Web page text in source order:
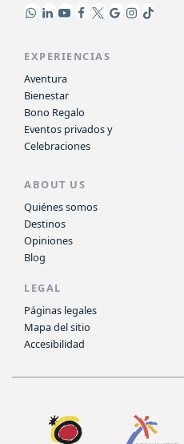
EXPERIENCIAS
Aventura
Bienestar
Bono Regalo
Eventos privados y
Celebraciones
ABOUT US
Quiénes somos
Destinos
Opiniones
Blog
LEGAL
Páginas legales
Mapa del sitio
Accesibilidad